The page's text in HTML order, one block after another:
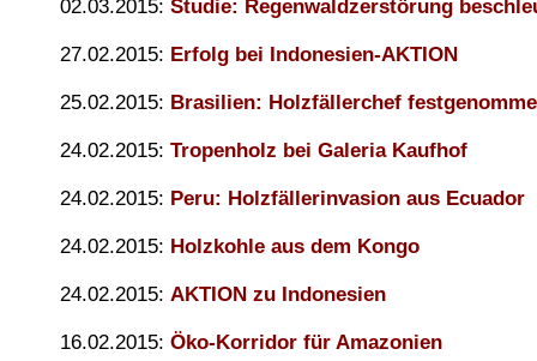
02.03.2015: Studie: Regenwaldzerstörung
27.02.2015: Erfolg bei Indonesien-AKTION
25.02.2015: Brasilien: Holzfällerchef
24.02.2015: Tropenholz bei Galeria Kaufhof
24.02.2015: Peru: Holzfällerinvasion aus Ecuador
24.02.2015: Holzkohle aus dem Kongo
24.02.2015: AKTION zu Indonesien
16.02.2015: Öko-Korridor für Amazonien